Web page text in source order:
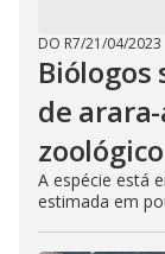
DO R7/21/04/2023
de
A espécie está
estimada em